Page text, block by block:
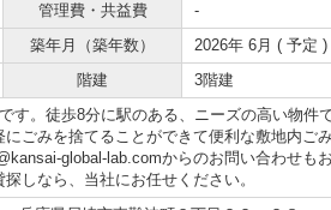
管理費・共益費
-
築年月（築年数）
2026年 6月 ( 予定 )
階建 3階建
す。徒歩8分に駅のある、ニーズの高い物件
ごみを捨てることができて便利な敷地内ご
global-lab.comからのお問い合わせも
しなら、当社にお任せください。